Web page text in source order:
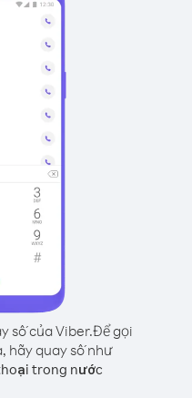
số của Viber.Để gọi
hãy quay số như
trong nước